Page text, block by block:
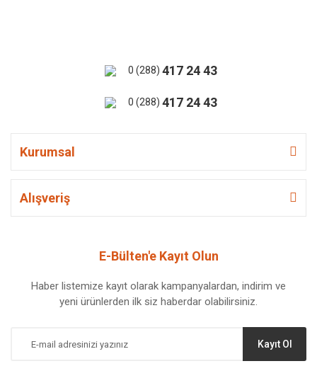
0 (288) 417 24 43
0 (288) 417 24 43
Kurumsal
Alışveriş
E-Bülten'e Kayıt Olun
Haber listemize kayıt olarak kampanyalardan, indirim ve
yeni ürünlerden ilk siz haberdar olabilirsiniz.
Kayıt Ol